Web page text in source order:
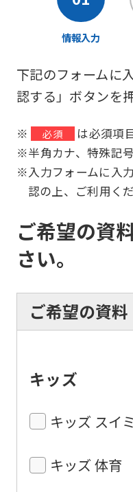
情報入力
下記のフォームに
認する」ボタンを
※ 必須
は必須項
※半角カナ、特殊記
※入力フォームに入
認の上、ご利用くだ
ご希望の資
さい。
ご希望の資料
キッズ
キッズ スイ
キッズ 体育